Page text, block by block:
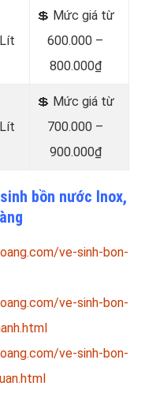
💲 Mức giá từ
600.000 –
800.000₫
💲 Mức giá từ
700.000 –
900.000₫
bồn nước Inox,
ve-sinh-bon-
ve-sinh-bon-
ve-sinh-bon-